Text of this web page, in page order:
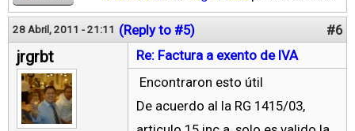
28 Abril, 2011 - 21:11 (Reply to #5) #6
jrgrbt
Re: Factura a exento de IVA
Encontraron esto útil
De acuerdo al la RG 1415/03,